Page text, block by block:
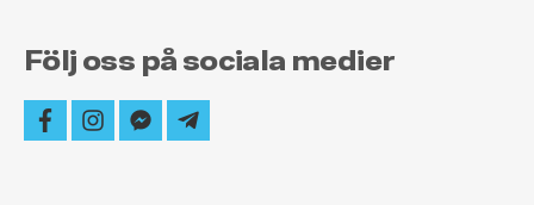
Följ oss på sociala medier
facebookinstagram
facebook-
messenger
telegram-
plane